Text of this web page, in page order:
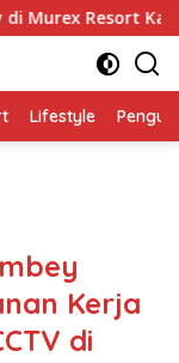
Resort Kalasey
Lifestyle
Kerja
di